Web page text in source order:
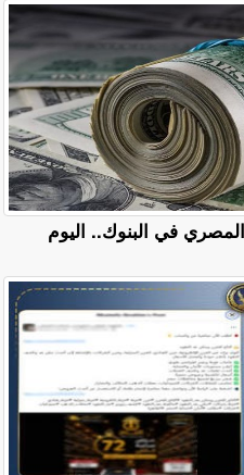
في البنوك.. اليوم